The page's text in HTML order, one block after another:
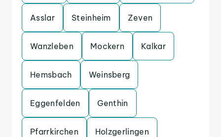
Asslar Steinheim Zeven
Wanzleben Mockern Kalkar
Hemsbach Weinsberg
Eggenfelden Genthin
Pfarrkirchen Holzgerlingen